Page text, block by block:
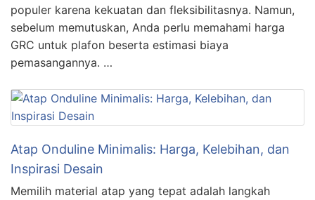
populer karena kekuatan dan fleksibilitasnya. Namun,
sebelum memutuskan, Anda perlu memahami harga
GRC untuk plafon beserta estimasi biaya
pemasangannya. …
Atap Onduline Minimalis: Harga, Kelebihan, dan
Inspirasi Desain
Memilih material atap yang tepat adalah langkah